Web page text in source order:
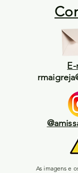
As imagens e